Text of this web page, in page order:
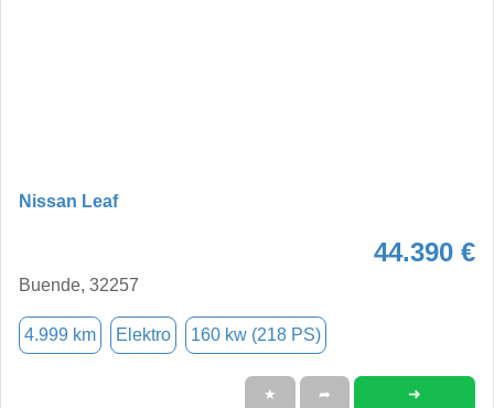
Nissan Leaf
44.390 €
Buende, 32257
4.999 km Elektro 160 kw (218 PS)
★ ➦ ➜